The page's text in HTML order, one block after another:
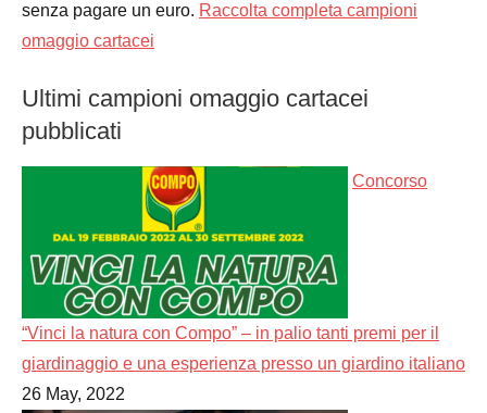
senza pagare un euro. Raccolta completa campioni
omaggio cartacei
Ultimi campioni omaggio cartacei
pubblicati
Concorso
“Vinci la natura con Compo” – in palio tanti premi per il
giardinaggio e una esperienza presso un giardino italiano
26 May, 2022